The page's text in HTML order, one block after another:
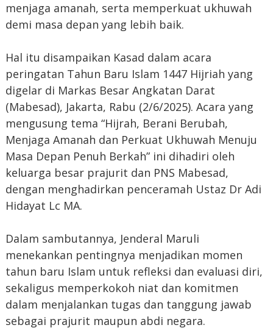
menjaga amanah, serta memperkuat ukhuwah
demi masa depan yang lebih baik.
Hal itu disampaikan Kasad dalam acara
peringatan Tahun Baru Islam 1447 Hijriah yang
digelar di Markas Besar Angkatan Darat
(Mabesad), Jakarta, Rabu (2/6/2025). Acara yang
mengusung tema “Hijrah, Berani Berubah,
Menjaga Amanah dan Perkuat Ukhuwah Menuju
Masa Depan Penuh Berkah” ini dihadiri oleh
keluarga besar prajurit dan PNS Mabesad,
dengan menghadirkan penceramah Ustaz Dr Adi
Hidayat Lc MA.
Dalam sambutannya, Jenderal Maruli
menekankan pentingnya menjadikan momen
tahun baru Islam untuk refleksi dan evaluasi diri,
sekaligus memperkokoh niat dan komitmen
dalam menjalankan tugas dan tanggung jawab
sebagai prajurit maupun abdi negara.